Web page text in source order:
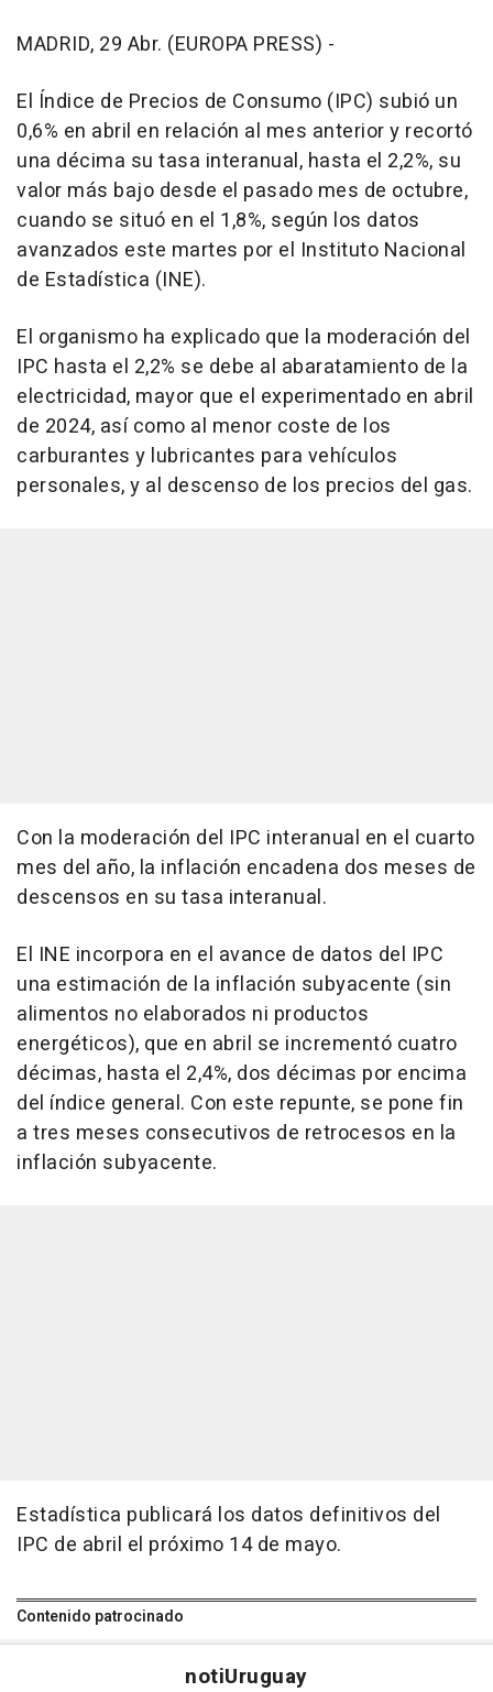
MADRID, 29 Abr. (EUROPA PRESS) -
El Índice de Precios de Consumo (IPC) subió un
0,6% en abril en relación al mes anterior y recortó
una décima su tasa interanual, hasta el 2,2%, su
valor más bajo desde el pasado mes de octubre,
cuando se situó en el 1,8%, según los datos
avanzados este martes por el Instituto Nacional
de Estadística (INE).
El organismo ha explicado que la moderación del
IPC hasta el 2,2% se debe al abaratamiento de la
electricidad, mayor que el experimentado en abril
de 2024, así como al menor coste de los
carburantes y lubricantes para vehículos
personales, y al descenso de los precios del gas.
Con la moderación del IPC interanual en el cuarto
mes del año, la inflación encadena dos meses de
descensos en su tasa interanual.
El INE incorpora en el avance de datos del IPC
una estimación de la inflación subyacente (sin
alimentos no elaborados ni productos
energéticos), que en abril se incrementó cuatro
décimas, hasta el 2,4%, dos décimas por encima
del índice general. Con este repunte, se pone fin
a tres meses consecutivos de retrocesos en la
inflación subyacente.
Estadística publicará los datos definitivos del
IPC de abril el próximo 14 de mayo.
Contenido patrocinado
notiUruguay